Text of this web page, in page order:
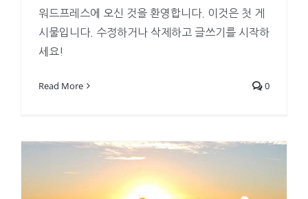
워드프레스에 오신 것을 환영합니다. 이것은 첫 게
시물입니다. 수정하거나 삭제하고 글쓰기를 시작하
세요!
Read More 0